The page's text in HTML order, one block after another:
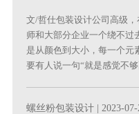
文/哲仕包装设计公司高级
师和大部分企业一个绕不过
是从颜色到大小，每一个元
要有人说一句“就是感觉不
螺丝粉包装设计 | 2023-